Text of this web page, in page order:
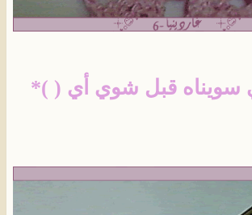
سويناه قبل شوي أي ( )*